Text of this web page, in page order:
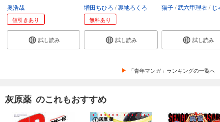
奥浩哉
値引きあり
試し読み
増田ちひろ 裏地ろくろ
無料あり
試し読み
猫子 武六甲理衣 じゃ
試し読み
「青年マンガ」ランキングの一覧へ
灰原薬 のこれもおすすめ